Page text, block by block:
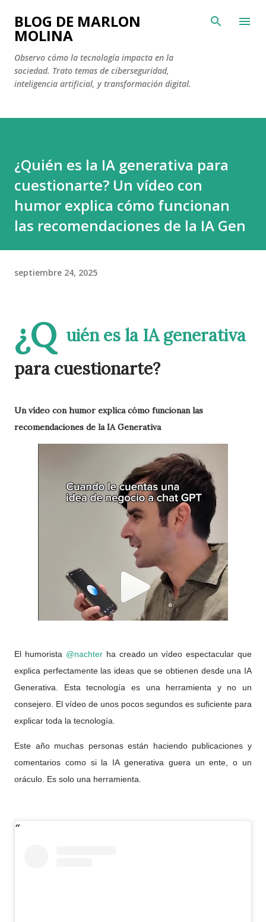
Ir al contenido principal
BLOG DE MARLON
MOLINA
Observo cómo la tecnología impacta en la
sociedad. Trato temas de ciberseguridad,
inteligencia artificial, y transformación digital.
¿Quién es la IA generativa para
cuestionarte? Un vídeo con
humor explica cómo funcionan
las recomendaciones de la IA Gen
septiembre 24, 2025
¿Q uién es la IA generativa
para cuestionarte?
Un vídeo con humor explica cómo funcionan las
recomendaciones de la IA Generativa
El humorista @nachterha creado un vídeo espectacular que
explica perfectamente las ideas que se obtienen desde una IA
Generativa. Esta tecnología es una herramienta y no un
consejero. El vídeo de unos pocos segundos es suficiente para
explicar toda la tecnología.
Este año muchas personas están haciendo publicaciones y
comentarios como si la IA generativa guera un ente, o un
oráculo. Es solo una herramienta.